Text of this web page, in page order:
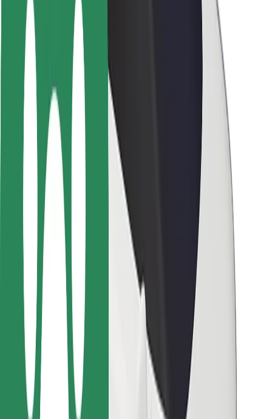
Utasbiztonság
Sofőr biztonság
E-roller biztonság
Biztonsági részleg
Városok
Lokációk
Városi megoldások
Repülőtér
Bolt töltőállomások
Súgó
Utasoknak
Sofőröknek
Ételfutároknak
Bolt Food
Flottapartnereknek
Éttermeknek
Bolt for Business
Egyéb
Beszállítók